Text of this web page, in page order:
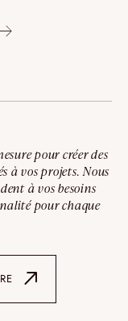
pour créer des
à vos projets. Nous
à vos besoins
pour chaque